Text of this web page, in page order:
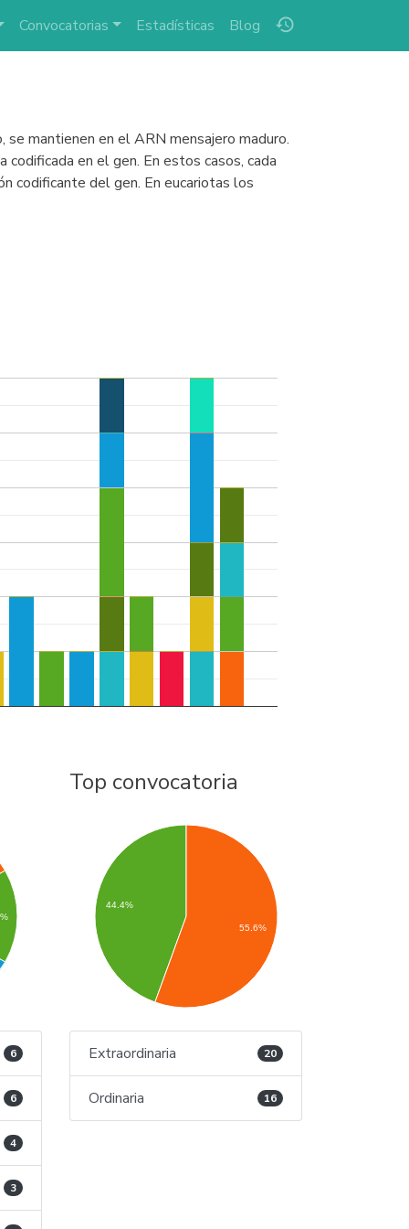
history
Convocatorias Estadísticas Blog
mantienen en el ARN mensajero maduro.
en el gen. En estos casos, cada
codificante del gen. En eucariotas los
6
6
4
3
Top convocatoria
44.4%
55.6%
Extraordinaria 20
Ordinaria 16